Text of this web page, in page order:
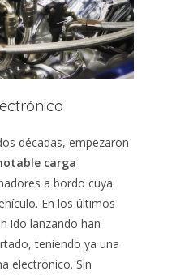
décadas, empezaron
carga
a bordo cuya
En los últimos
ido lanzando han
teniendo ya una
electrónico. Sin